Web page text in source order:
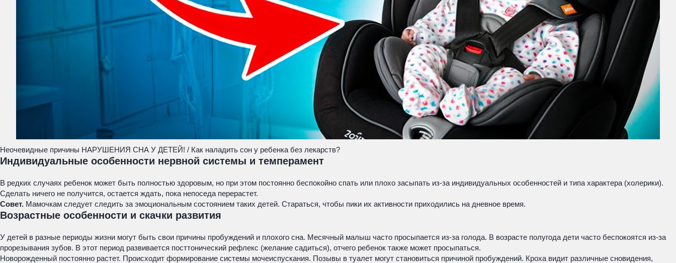
Неочевидные причины НАРУШЕНИЯ СНА У ДЕТЕЙ! / Как наладить сон у ребенка без лекарств?
Индивидуальные особенности нервной системы и темперамент
В редких случаях ребенок может быть полностью здоровым, но при этом постоянно беспокойно спать или плохо засыпать из-за индивидуальных особенностей и типа характера (холерики).
Сделать ничего не получится, остается ждать, пока непоседа перерастет.
Совет. Мамочкам следует следить за эмоциональным состоянием таких детей. Стараться, чтобы пики их активности приходились на дневное время.
Возрастные особенности и скачки развития
У детей в разные периоды жизни могут быть свои причины пробуждений и плохого сна. Месячный малыш часто просыпается из-за голода. В возрасте полугода дети часто беспокоятся из-за
прорезывания зубов. В этот период развивается посттонический рефлекс (желание садиться), отчего ребенок также может просыпаться.
Новорожденный постоянно растет. Происходит формирование системы мочеиспускания. Позывы в туалет могут становиться причиной пробуждений. Кроха видит различные сновидения,